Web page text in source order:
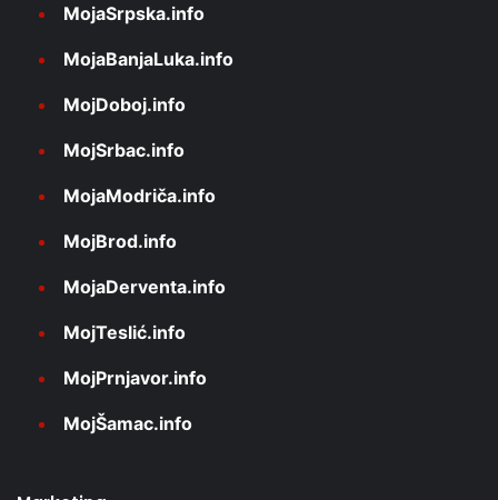
MojaSrpska.info
MojaBanjaLuka.info
MojDoboj.info
MojSrbac.info
MojaModriča.info
MojBrod.info
MojaDerventa.info
MojTeslić.info
MojPrnjavor.info
MojŠamac.info